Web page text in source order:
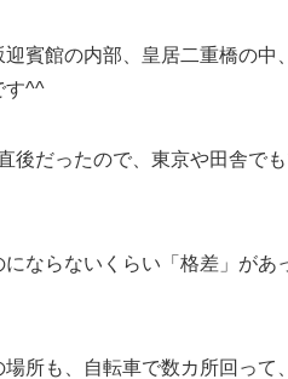
賓館の内部、皇居二重橋の中
す^^
後だったので、東京や田舎で
ならないくらい「格差」があ
所も、自転車で数カ所回って